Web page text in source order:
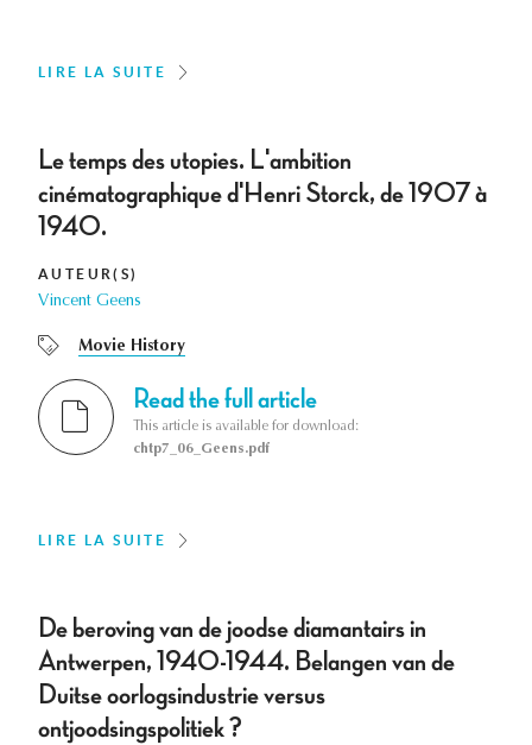
LIRE LA SUITE
Le temps des utopies. L'ambition
cinématographique d'Henri Storck, de 1907 à
1940.
AUTEUR(S)
Vincent Geens
Movie History
Read the full article
This article is available for download:
chtp7_06_Geens.pdf
LIRE LA SUITE
De beroving van de joodse diamantairs in
Antwerpen, 1940-1944. Belangen van de
Duitse oorlogsindustrie versus
ontjoodsingspolitiek ?